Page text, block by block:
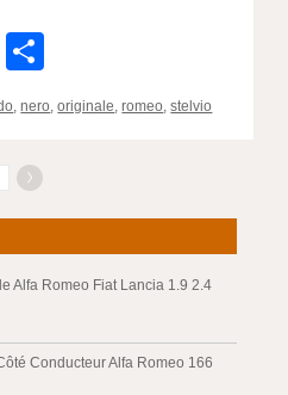
Share
,nero,originale,romeo,stelvio
Alfa Romeo Fiat Lancia 1.9 2.4
Conducteur Alfa Romeo 166